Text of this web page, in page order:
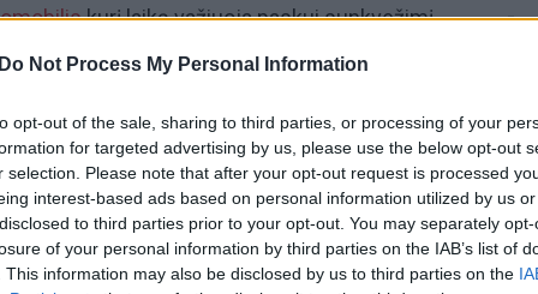
Do Not Process My Personal Information
opt-out of the sale, sharing to third parties, or processing of your
for targeted advertising by us, please use the below opt-out
selection. Please note that after your opt-out request is processed
interest-based ads based on personal information utilized by us
to third parties prior to your opt-out. You may separately
of your personal information by third parties on the IAB’s list of
This information may also be disclosed by us to third parties on the
kurį laiką važiuoja paskui sunkvežimį,
Deja, lenkimas vyksta kertant ištisinę liniją.
Policija ištisinė linija